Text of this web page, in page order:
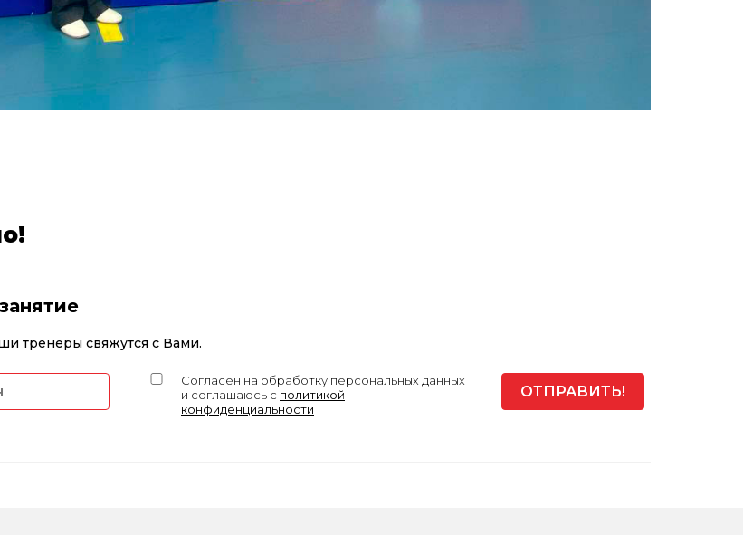
тренеры свяжутся с Вами.
Согласен на обработку персональных данных
и соглашаюсь с политикой
конфиденциальности